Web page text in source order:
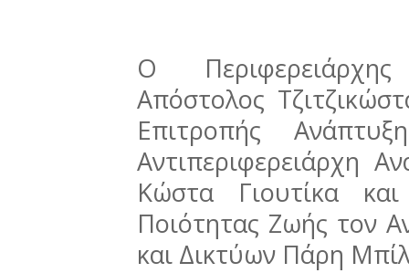
Ο
Απόστολος
Επιτροπής
Αντιπεριφερειάρχη
Κώστα Γιουτίκα
Ποιότητας Ζωής τον
και Δικτύων Πάρη